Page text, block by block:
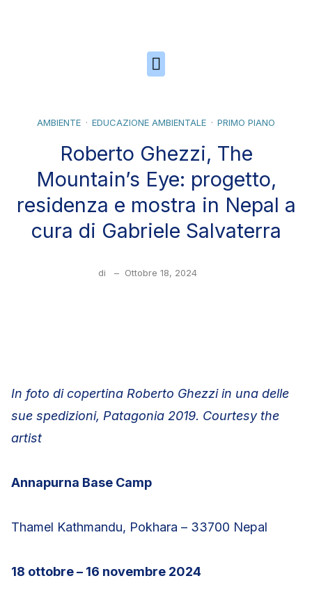
AMBIENTE EDUCAZIONE AMBIENTALE PRIMO PIANO
Roberto Ghezzi, The
Mountain’s Eye: progetto,
residenza e mostra in Nepal a
cura di Gabriele Salvaterra
di – Ottobre 18, 2024
In foto di copertina Roberto Ghezzi in una delle
sue spedizioni, Patagonia 2019. Courtesy the
artist
Annapurna Base Camp
Thamel Kathmandu, Pokhara – 33700 Nepal
18 ottobre – 16 novembre 2024